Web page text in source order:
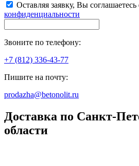
Оставляя заявку, Вы соглашаетесь
конфиденциальности
Звоните по телефону:
+7 (812) 336-43-77
Пишите на почту:
prodazha@betonolit.ru
Доставка по Санкт-
области